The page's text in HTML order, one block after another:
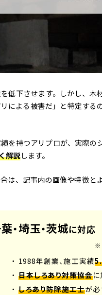
低下させます。しかし、木
による被害だ」と特定する
を持つアリプロが、実際の
解説します。
は、記事内の画像や特徴と
・埼玉・茨城に対応
※
・ 1988年創業、施工実績
・ 日本しろあり対策協会
・ しろあり防除施工士が必